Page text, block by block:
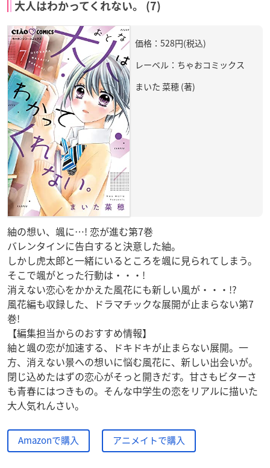
大人はわかってくれない。 (7)
価格：528円(税込)
レーベル：ちゃおコミックス
まいた 菜穂 (著)
紬の想い、颯に…! 恋が進む第7巻
バレンタインに告白すると決意した紬。
しかし虎太郎と一緒にいるところを颯に見られてしまう。
そこで颯がとった行動は・・・!
消えない恋心をかかえた風花にも新しい風が・・・!?
風花編も収録した、ドラマチックな展開が止まらない第7
巻!
【編集担当からのおすすめ情報】
紬と颯の恋が加速する、ドキドキが止まらない展開。一
方、消えない景への想いに悩む風花に、新しい出会いが。
閉じ込めたはずの恋心がそっと開きだす。甘さもビターさ
も青春にはつきもの。そんな中学生の恋をリアルに描いた
大人気れんさい。
Amazonで購入 アニメイトで購入